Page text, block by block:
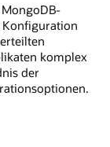
komplex
der